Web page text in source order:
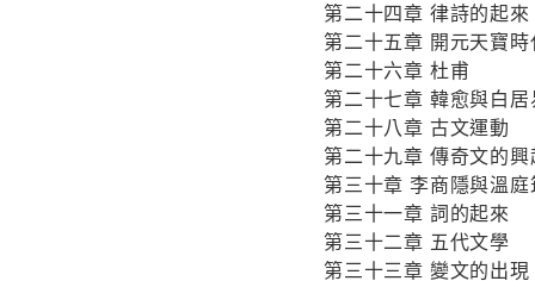
第二十四章 律詩的起來
第二十五章 開元天寶時
第二十六章 杜甫
第二十七章 韓愈與白居
第二十八章 古文運動
第二十九章 傳奇文的興
第三十章 李商隱與溫庭
第三十一章 詞的起來
第三十二章 五代文學
第三十三章 變文的出現